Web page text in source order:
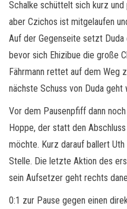
Schalke schüttelt sich kurz
aber Czichos ist mitgelaufen
Auf der Gegenseite setzt
bevor sich Ehizibue die große
Fährmann rettet auf dem Weg
nächste Schuss von Duda
Vor dem Pausenpfiff dann
Hoppe, der statt den
möchte. Kurz darauf ballert
Stelle. Die letzte Aktion des
sein Aufsetzer geht rechts
0:1 zur Pause gegen einen